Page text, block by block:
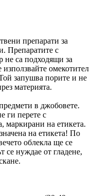
препарати за
Препаратите с
не са подходящи за
омекотител
запушва порите и не
материята.
в джобовете.
ги перете с
маркирани на етикета.
на етикета! По
облекла ще се
се нуждае от гладене,